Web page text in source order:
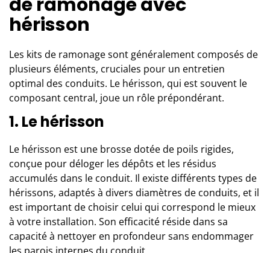
hérisson
Les kits de ramonage sont généralement composés de
plusieurs éléments, cruciales pour un entretien
optimal des conduits. Le hérisson, qui est souvent le
composant central, joue un rôle prépondérant.
1. Le hérisson
Le hérisson est une brosse dotée de poils rigides,
conçue pour déloger les dépôts et les résidus
accumulés dans le conduit. Il existe différents types de
hérissons, adaptés à divers diamètres de conduits, et il
est important de choisir celui qui correspond le mieux
à votre installation. Son efficacité réside dans sa
capacité à nettoyer en profondeur sans endommager